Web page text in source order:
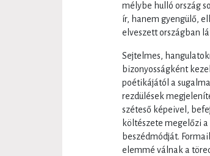
mélybe hulló ország
ír, hanem gyengülő,
elveszett országban
Sejtelmes,
bizonyosságként
poétikájától a
rezdülések
széteső képeivel,
költészete megelőzi
beszédmódját.
elemmé válnak a